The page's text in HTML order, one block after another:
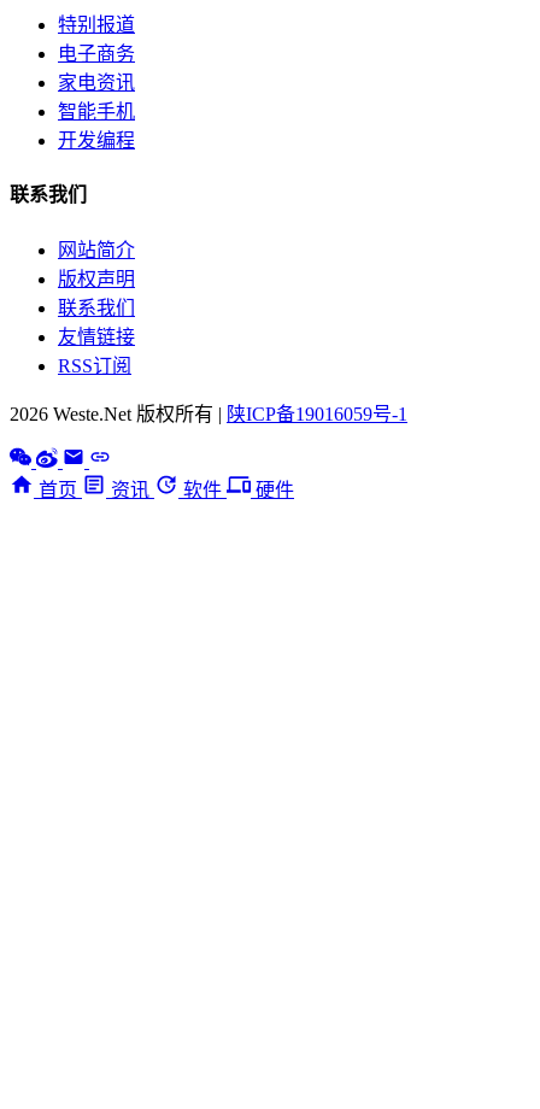
特别报道
电子商务
家电资讯
智能手机
开发编程
联系我们
网站简介
版权声明
联系我们
友情链接
RSS订阅
2026 Weste.Net 版权所有 | 陕ICP备19016059号-1
首页 资讯 软件 硬件